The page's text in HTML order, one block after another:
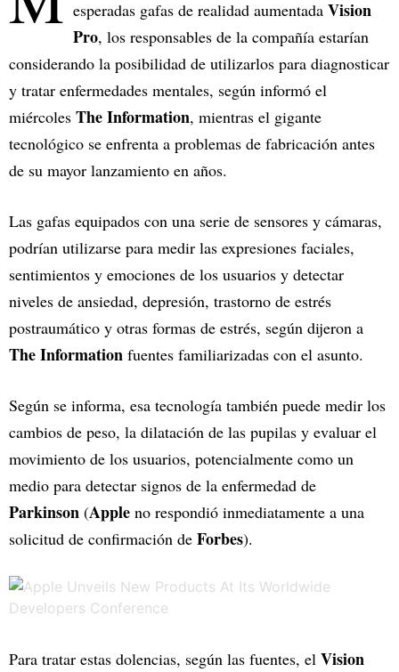
esperadas gafas de realidad aumentada Vision
Pro, los responsables de la compañía estarían
considerando la posibilidad de utilizarlos para diagnosticar
y tratar enfermedades mentales, según informó el
miércoles The Information, mientras el gigante
tecnológico se enfrenta a problemas de fabricación antes
de su mayor lanzamiento en años.
Las gafas equipados con una serie de sensores y cámaras,
podrían utilizarse para medir las expresiones faciales,
sentimientos y emociones de los usuarios y detectar
niveles de ansiedad, depresión, trastorno de estrés
postraumático y otras formas de estrés, según dijeron a
The Information fuentes familiarizadas con el asunto.
Según se informa, esa tecnología también puede medir los
cambios de peso, la dilatación de las pupilas y evaluar el
movimiento de los usuarios, potencialmente como un
medio para detectar signos de la enfermedad de
Parkinson (Apple no respondió inmediatamente a una
solicitud de confirmación de Forbes).
Para tratar estas dolencias, según las fuentes, el Vision